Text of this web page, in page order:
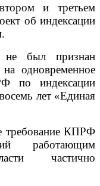
и третьем
об индексации
не был признан
одновременное
по индексации
лет «Единая
требование КПРФ
работающим
частично